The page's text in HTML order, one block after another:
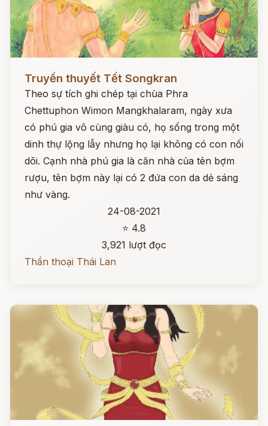
Đọc ngay
Truyền thuyết Tết Songkran
Theo sự tích ghi chép tại chùa Phra
Chettuphon Wimon Mangkhalaram, ngày xưa
có phú gia vô cùng giàu có, họ sống trong một
dinh thự lộng lẫy nhưng họ lại không có con nối
dõi. Cạnh nhà phú gia là căn nhà của tên bợm
rượu, tên bợm này lại có 2 đứa con da dẻ sáng
như vàng.
24-08-2021
⭐ 4.8
3,921 lượt đọc
Thần thoại Thái Lan